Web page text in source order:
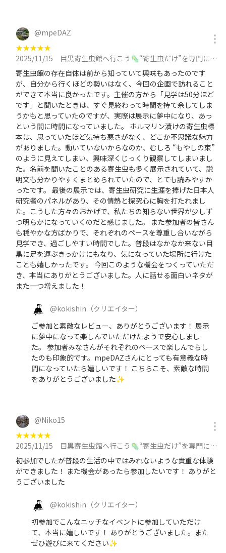
@mpeDAZ
★★★★★
2025/11/15
目黒寄生虫館へ行こう🦠“寄生虫だけ”を専門に扱う博物館✨休日朝サクッと活動/30代メインに参加
寄生虫館の存在自体は前から知っていて興味もあったのです
が、自分から行くほどの勢いはなく、今回の企画で訪れること
ができて本当に良かったです。主催の方から「見学は50分ほど
です」と聞いたときは、すぐ見終わって時間を持て余してしま
うかもと思っていたのですが、実際は展示に夢中になり、あっ
という間に時間になっていました。 ホルマリン漬けの寄生虫標
本は、思っていたほど気持ち悪さがなく、どこか不思議な魅力
がありました。動いていないからなのか、むしろ “もやしの束”
のように見えてしまい、興味深くじっくり観察してしまいまし
た。名前を聞いたことのある寄生虫も多く展示されていて、説
明文も分かりやすくまとめられていたので、とても読みやすか
ったです。 最後の展示では、寄生虫研究に生涯を捧げた日本人
研究者のパネルがあり、その情熱と探究心に胸を打たれまし
た。こうした方々のおかげで、私たちの知らない世界が少しず
つ明らかになっていくのだと感じました。 また参加者の皆さん
も穏やかな方ばかりで、それぞれのペースを尊重し合いながら
見学でき、過ごしやすい時間でした。普段はなかなか来ない目
黒に足を運ぶきっかけにもなり、気になっていた場所に行けた
ことも嬉しかったです。 今回このような機会をつくっていただ
き、本当にありがとうございました。人に話せる面白いネタが
また一つ増えました！
@kokishin （クリエイター）
ご参加と素敵なレビュー、ありがとうございます！ 展示
に夢中になって楽しんでいただけたようで安心しまし
た。 参加者みなさんがそれぞれのペースで楽しんでらし
たのも印象的です。mpeDAZさんにとっても有意義な時
間になっていたら嬉しいです！ こちらこそ、素敵な時間
をありがとうございました✨
@Niko15
★★★★★
2025/11/15
目黒寄生虫館へ行こう🦠“寄生虫だけ”を専門に扱う博物館✨休日朝サクッと活動/30代メインに参加
初参加でしたが普段の生活の中ではみれないような貴重な体験
ができました！ また機会があったら参加したいです！ ありがと
うございました
@kokishin （クリエイター）
初参加でこんなニッチなイベントに参加していただけ
て、本当に嬉しいです！ ありがとうございました。また
ぜひ遊びに来てください✨️